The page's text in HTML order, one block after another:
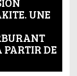
UNE
PARTIR DE